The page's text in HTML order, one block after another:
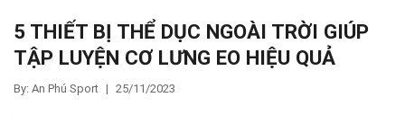
5 THIẾT BỊ THỂ DỤC NGOÀI TRỜI GIÚP
TẬP LUYỆN CƠ LƯNG EO HIỆU QUẢ
By: An Phú Sport | 25/11/2023